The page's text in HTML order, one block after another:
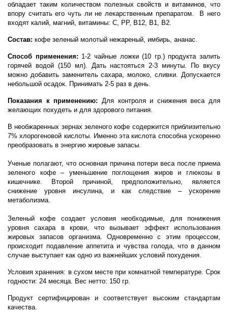
обладает таким количеством полезных свойств и витаминов, что
впору считать его чуть ли не лекарственным препаратом. В него
входят калий, магний, витамины: С, PP, В12, В1, В2.
Состав: кофе зеленый молотый нежареный, имбирь, ананас.
Способ применения: 1-2 чайные ложки (10 гр.) продукта залить
горячей водой (150 мл). Дать настояться 2-3 минуты. По вкусу
можно добавить заменитель сахара, молоко, сливки. Допускается
небольшой осадок. Принимать 2-5 раз в день.
Показания к применению: Для контроля и снижения веса для
желающих похудеть и для здорового питания.
В необжаренных зернах зеленого кофе содержится приблизительно
7% хлорогеновой кислоты. Именно эта кислота способна ускоренно
преобразовать в энергию жировые запасы.
Ученые полагают, что основная причина потери веса после приема
зеленого кофе – уменьшение поглощения жиров и глюкозы в
кишечнике. Второй причиной, предположительно, является
снижение уровня инсулина, и как следствие – ускорение
метаболизма.
Зеленый кофе создает условия необходимые, для понижения
уровня сахара в крови, что вызывает эффект использования
жировых запасов организма. Одновременно с этим процессом,
происходит подавление аппетита и чувства голода, что в данном
случае выступает как одно из важнейших условий похудения.
Условия хранения: в сухом месте при комнатной температуре. Срок
годности: 24 месяца. Вес нетто: 150 гр.
Продукт сертифицирован и соответствует высоким стандартам
качества.